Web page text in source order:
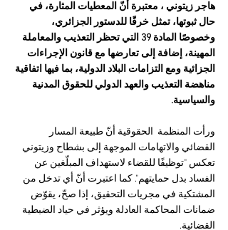
هاجر زيتوني ، معتبرة أنّ المعطيات المثارة، في
حال ثبوتها، تمثل خرقًا للدستور الجزائري،
وخصوصًا المادة 39 التي تحظر التعذيب والمعاملة
المهينة، إضافة إلى تعارضها مع قانون الإجراءات
الجزائية ومع التزامات البلاد الدولية، بما فيها اتفاقية
مناهضة التعذيب والعهد الدولي للحقوق المدنية
والسياسية.
ورأت المنظمة  الحقوقية أنّ طبيعة المسار
القضائي والاتهامات الموجهة إلى بشطاح وزيتوني
تعكس "توظيفًا للقضاء لاستهداف المبلّغين عن
الفساد بدل حمايتهم". كما اعتبرت أنّ أي تدخل من
المشتكية في مجريات التحقيق، إذا صحّ، يقوّض
ضمانات المحاكمة العادلة ويؤثر في حياد الضبطية
القضائية.